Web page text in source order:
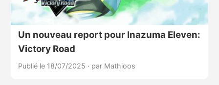
Un nouveau report pour Inazuma Eleven:
Victory Road
Publié le 18/07/2025 · par Mathioos